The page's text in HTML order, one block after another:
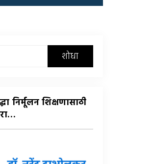
निर्मूलन शिक्षणासाठी